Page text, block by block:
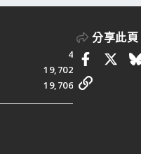
4
19,702
19,706
分享此頁
連結